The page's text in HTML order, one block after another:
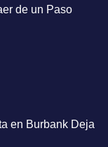
de un Paso
en Burbank Deja